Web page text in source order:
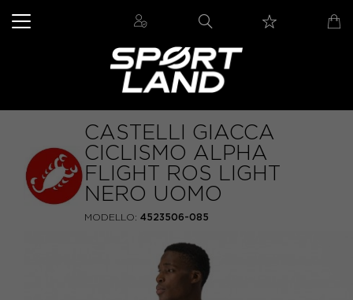
CASTELLI GIACCA
CICLISMO ALPHA
FLIGHT ROS LIGHT
NERO UOMO
MODELLO: 4523506-085